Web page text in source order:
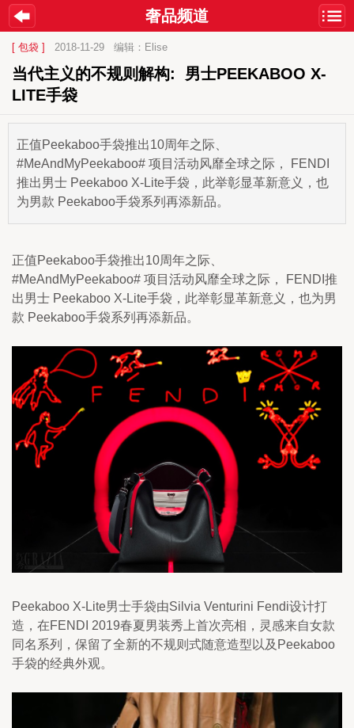
奢品频道
[ 包袋 ] 2018-11-29 编辑：Elise
当代主义的不规则解构:  男士PEEKABOO X-
LITE手袋
正值Peekaboo手袋推出10周年之际、
#MeAndMyPeekaboo# 项目活动风靡全球之际， FENDI
推出男士 Peekaboo X-Lite手袋，此举彰显革新意义，也
为男款 Peekaboo手袋系列再添新品。
正值Peekaboo手袋推出10周年之际、
#MeAndMyPeekaboo# 项目活动风靡全球之际， FENDI推
出男士 Peekaboo X-Lite手袋，此举彰显革新意义，也为男
款 Peekaboo手袋系列再添新品。
Peekaboo X-Lite男士手袋由Silvia Venturini Fendi设计打
造，在FENDI 2019春夏男装秀上首次亮相，灵感来自女款
同名系列，保留了全新的不规则式随意造型以及Peekaboo
手袋的经典外观。